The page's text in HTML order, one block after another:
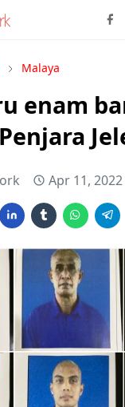
Malaya
enam
Apr 11, 2022